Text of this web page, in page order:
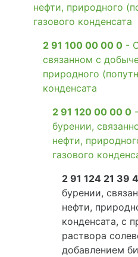
нефти, природного
газового конденсата
2 91 100 00 00 0 -
связанном с
природного
конденсата
2 91 120 00 00 0
бурении,
нефти,
газового
2 91 124 21 39 4
бурении,
нефти,
конденсата, с
раствора
добавлением